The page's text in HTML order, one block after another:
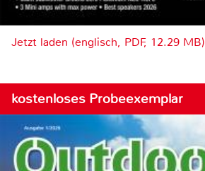
Jetzt laden (englisch, PDF, 12.29 MB)
kostenloses Probeexemplar